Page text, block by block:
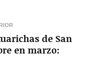
de San
en marzo: